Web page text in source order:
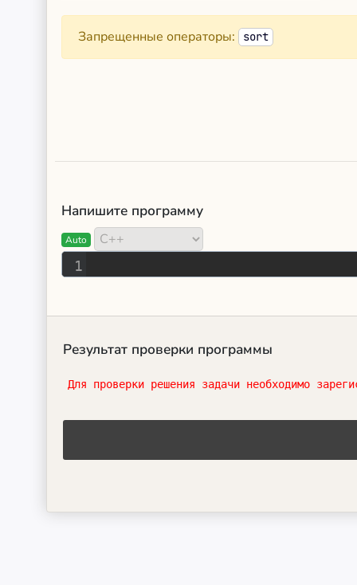
Запрещенные операторы: sort
Напишите программу
Auto
1
Результат проверки программы
Для проверки решения задачи необходимо